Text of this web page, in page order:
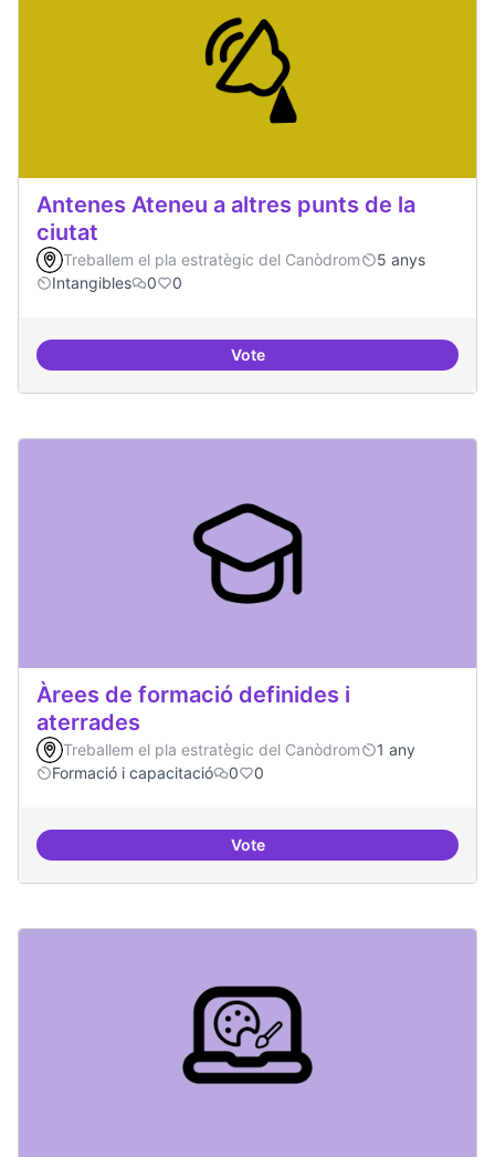
Antenes Ateneu a altres punts de la
ciutat
Treballem el pla estratègic del Canòdrom
5 anys
Intangibles
0 0
VoteAntenes Ateneu a altres punts
Àrees de formació definides i
aterrades
Treballem el pla estratègic del Canòdrom
1 any
Formació i capacitació
0 0
VoteÀrees de formació definides i